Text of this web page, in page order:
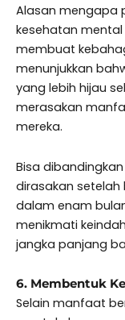
Alasan mengapa
kesehatan
membuat
menunjukkan
yang lebih hijau
merasakan
mereka.
Bisa
dirasakan setelah
dalam enam
menikmati
jangka panjang
6. Membentuk
Selain manfaat